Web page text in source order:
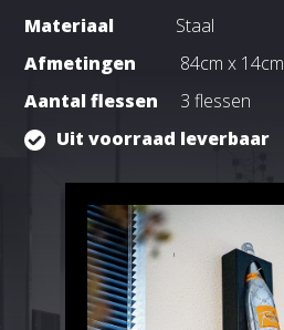
Materiaal Staal
Afmetingen
84cm x 14cm
Aantal flessen 3 flessen
Uit voorraad leverbaar